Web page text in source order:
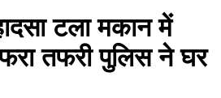
टला मकान में
तफरी पुलिस ने घर